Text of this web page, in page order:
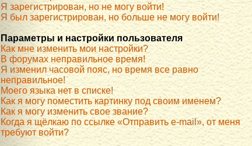
Я зарегистрирован, но не могу войти!
Я был зарегистрирован, но больше не могу войти!
Параметры и настройки пользователя
Как мне изменить мои настройки?
В форумах неправильное время!
Я изменил часовой пояс, но время все равно
неправильное!
Моего языка нет в списке!
Как я могу поместить картинку под своим именем?
Как я могу изменить свое звание?
Когда я щёлкаю по ссылке «Отправить e-mail», от меня
требуют войти?